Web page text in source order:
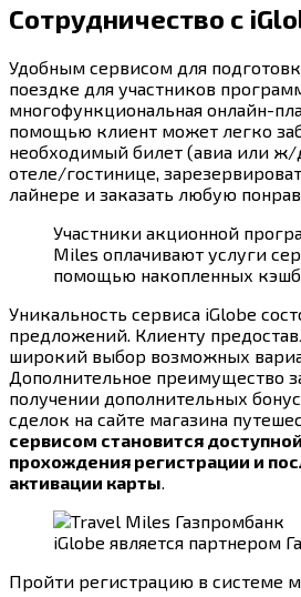
Сотрудничество с
Удобным сервисом для
поездке для участников
многофункциональная онлайн-
помощью клиент может легко
необходимый билет (авиа или ж/
отеле/гостинице,
лайнере и заказать любую
Участники акционной
Miles оплачивают услуги
помощью накопленных
Уникальность сервиса iGlobe
предложений. Клиенту
широкий выбор возможных
Дополнительное преимущество
получении дополнительных
сделок на сайте магазина
сервисом становится
прохождения регистрации и
активации карты
iGlobe является партнером
Пройти регистрацию в системе